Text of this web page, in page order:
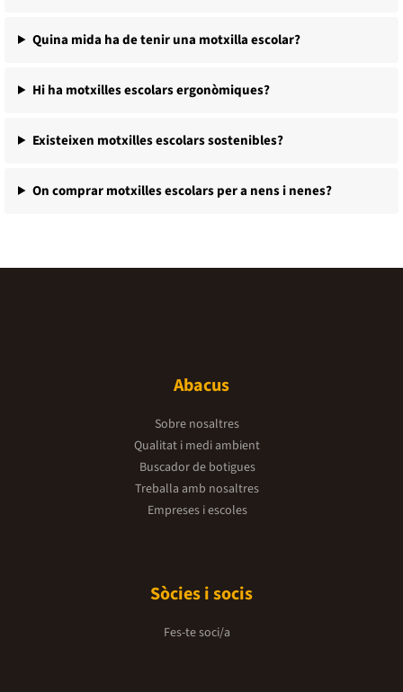
Quina mida ha de tenir una motxilla escolar?
Hi ha motxilles escolars ergonòmiques?
Existeixen motxilles escolars sostenibles?
On comprar motxilles escolars per a nens i nenes?
Abacus
Sobre nosaltres
Qualitat i medi ambient
Buscador de botigues
Treballa amb nosaltres
Empreses i escoles
Sòcies i socis
Fes-te soci/a